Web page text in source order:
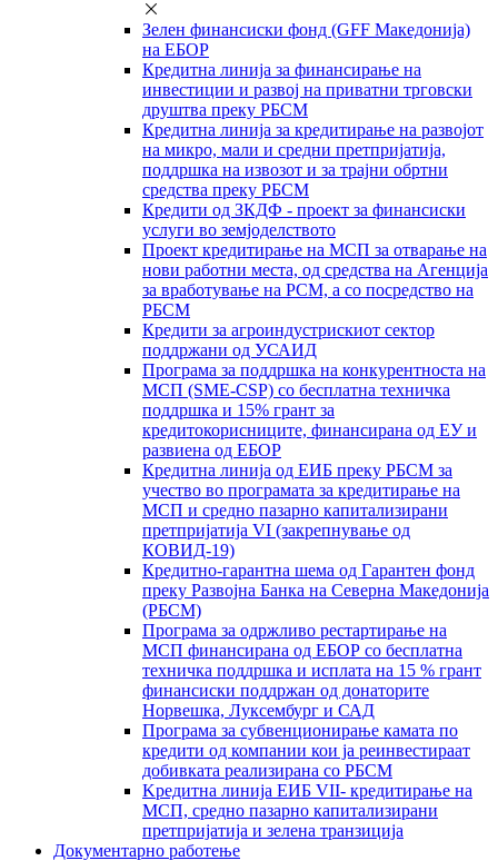
Зелен финансиски фонд (GFF Македонија)
на ЕБОР
Кредитна линија за финансирање на
инвестиции и развој на приватни трговски
друштва преку РБСМ
Кредитна линија за кредитирање на развојот
на микро, мали и средни претпријатија,
поддршка на извозот и за трајни обртни
средства преку РБСМ
Кредити од ЗКДФ - проект за финансиски
услуги во земјоделството
Проект кредитирање на МСП за отварање на
нови работни места, од средства на Агенција
за вработување на РСМ, а со посредство на
РБСМ
Кредити за агроиндустрискиот сектор
поддржани од УСАИД
Програма за поддршка на конкурентноста на
МСП (SME-CSP) со бесплатна техничка
поддршка и 15% грант за
кредитокорисниците, финансирана од ЕУ и
развиена од ЕБОР
Кредитна линија од ЕИБ преку РБСМ за
учество во програмата за кредитирање на
МСП и средно пазарно капитализирани
претпријатија VI (закрепнување од
КОВИД-19)
Кредитно-гарантна шема од Гарантен фонд
преку Развојна Банка на Северна Македонија
(РБСМ)
Програма за одржливо рестартирање на
МСП финансирана од ЕБОР со бесплатна
техничка поддршка и исплата на 15 % грант
финансиски поддржан од донаторите
Норвешка, Луксембург и САД
Програма за субвенционирање камата по
кредити од компании кои ја реинвестираат
добивката реализирана со РБСМ
Kредитна линија ЕИБ VII- кредитирање на
МСП, средно пазарно капитализирани
претпријатија и зелена транзиција
Документарно работење